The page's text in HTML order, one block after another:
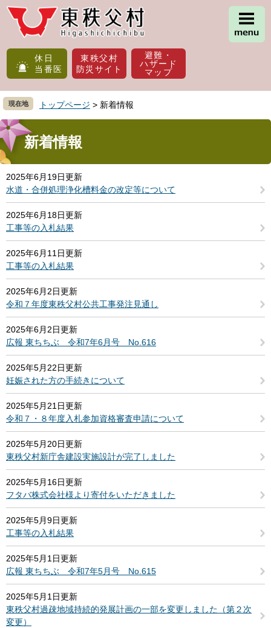
ペ
す
。
メ
し
て
本
文
へ
休日
当番医
東秩父村
防災サイト
避難・
ハザード
マップ
現在地 トップページ > 新着情報
本
文
新着情報
2025年6月19日更新
水道・合併処理浄化槽料金の改定等について
2025年6月18日更新
工事等の入札結果
2025年6月11日更新
工事等の入札結果
2025年6月2日更新
令和７年度東秩父村公共工事発注見通し
2025年6月2日更新
広報 東ちちぶ 令和7年6月号 No.616
2025年5月22日更新
妊娠された方の手続きについて
2025年5月21日更新
令和７・８年度入札参加資格審査申請について
2025年5月20日更新
東秩父村新庁舎建設実施設計が完了しました
2025年5月16日更新
フタバ株式会社様より寄付をいただきました
2025年5月9日更新
工事等の入札結果
2025年5月1日更新
広報 東ちちぶ 令和7年5月号 No.615
2025年5月1日更新
東秩父村過疎地域持続的発展計画の一部を変更しました（第２次
変更）